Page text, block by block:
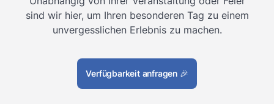
sind wir hier, um Ihren besonderen Tag zu einem
unvergesslichen Erlebnis zu machen.
Verfügbarkeit anfragen 🎉